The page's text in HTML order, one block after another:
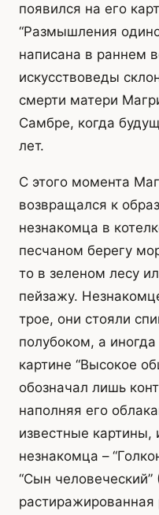
появился на его
“Размышления
написана в раннем
искусствоведы
смерти матери
Самбре, когда
лет.
С этого момента
возвращался к
незнакомца в
песчаном берегу
то в зеленом лесу
пейзажу.
трое, они стояли
полубоком, а
картине “Высокое
обозначал лишь
наполняя его
известные
незнакомца –
“Сын
растиражированная